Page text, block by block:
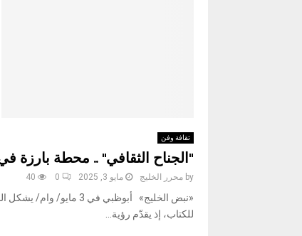
ثقافة وفن
"الجناح الثقافي" .. محطة بارزة
by محرر الخليج مايو 3, 2025 0
40
للكتاب، إذ يقدّم رؤية...